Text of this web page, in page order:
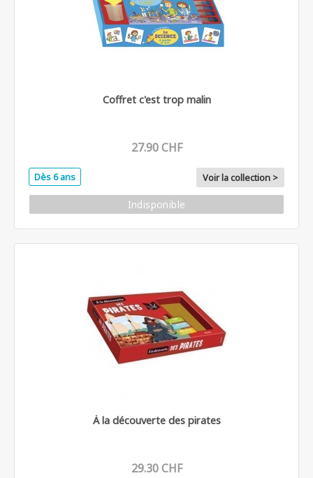
Coffret c'est trop malin
27.90 CHF
Dès 6 ans Voir la collection >
Indisponible
À la découverte des pirates
29.30 CHF